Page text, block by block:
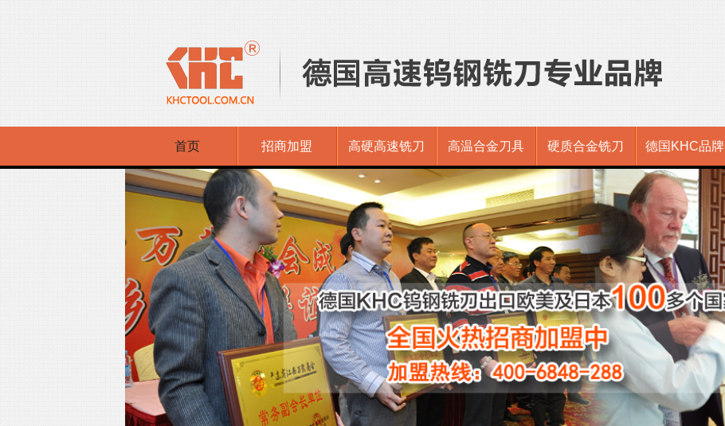
首页 招商加盟 高硬高速铣刀 高温合金刀具 硬质合金铣刀 德国KHC品牌